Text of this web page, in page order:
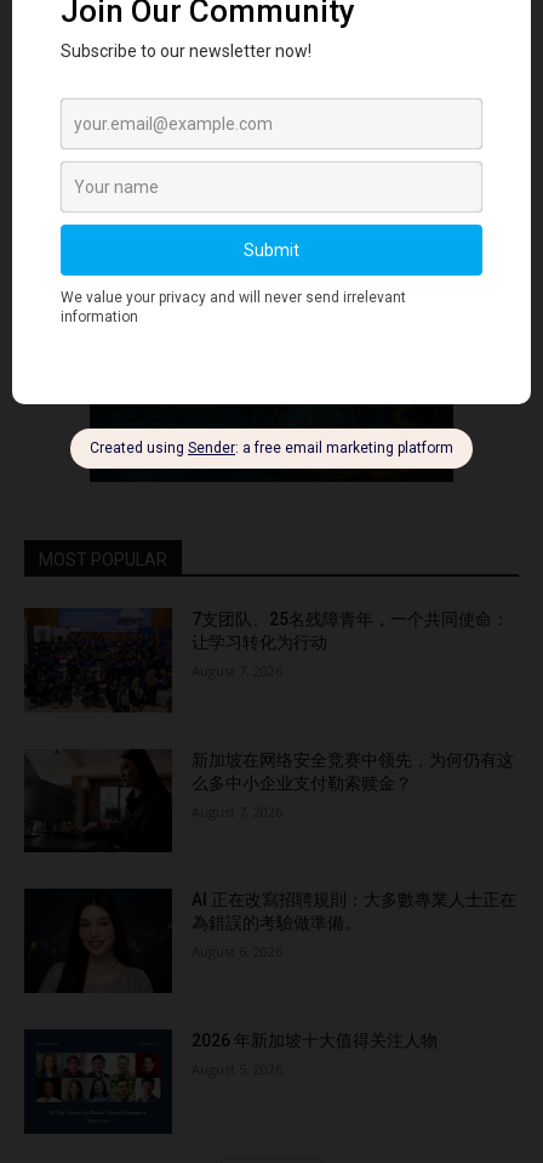
度，并在新市场中实现可持续增长。 亮点为什么在扩张阶段
识别客户画像对初创企业至关重要在扩张阶段识别客户画像的
据获取洞察#3 运用客户细分技术#4 构建客户画像以实现精准
营销结论…
规模化与扩展
- Advertisment -
MOST POPULAR
7支团队、25名残障青年，一个共同使命：
让学习转化为行动
新加坡在网络安全竞赛中领先，为何仍有这
么多中小企业支付勒索赎金？
AI 正在改寫招聘規則：大多數專業人士正在
為錯誤的考驗做準備。
2026 年新加坡十大值得关注人物